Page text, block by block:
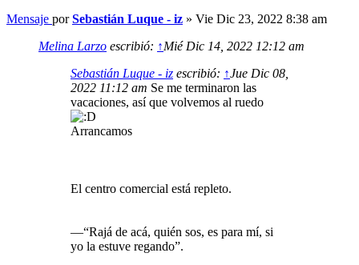
Mensaje porSebastián Luque - iz » Vie Dic 23, 2022 8:38 am
Melina Larzo escribió: ↑Mié Dic 14, 2022 12:12 am
Sebastián Luque - iz escribió: ↑Jue Dic 08,
2022 11:12 am Se me terminaron las
vacaciones, así que volvemos al ruedo
Arrancamos
El centro comercial está repleto.
—“Rajá de acá, quién sos, es para mí, si
yo la estuve regando”.